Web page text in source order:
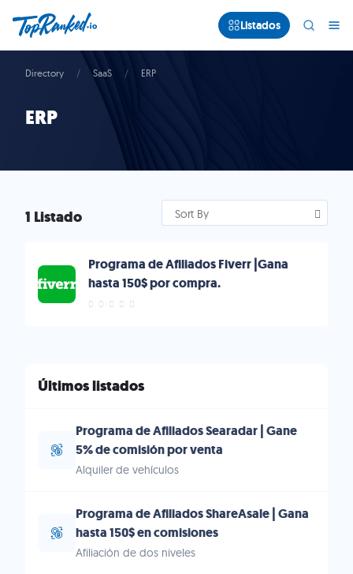
Listados
Directory SaaS ERP
ERP
1 Listado Sort By
Programa de Afiliados Fiverr |Gana
hasta 150$ por compra.
Últimos listados
Programa de Afiliados Searadar | Gane
5% de comisión por venta
Alquiler de vehículos
Programa de Afiliados ShareAsale | Gana
hasta 150$ en comisiones
Afiliación de dos niveles